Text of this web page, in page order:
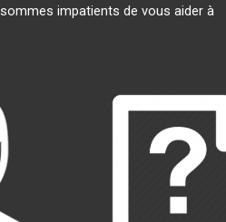
impatients de vous aider à